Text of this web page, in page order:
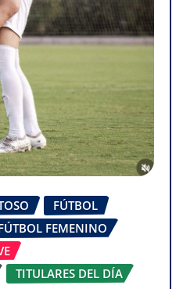
FÚTBOL
FEMENINO
TITULARES DEL DÍA